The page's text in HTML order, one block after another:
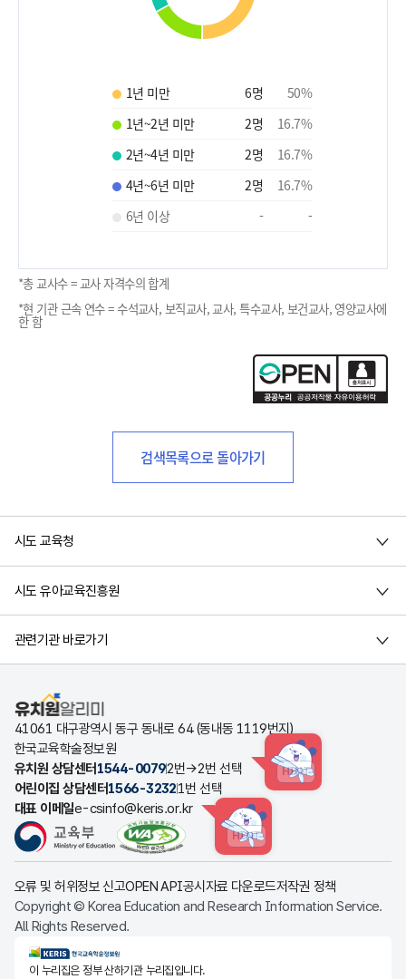
1년 미만 6명 50%
1년~2년 미만
2명 16.7%
2년~4년 미만
2명 16.7%
4년~6년 미만
2명 16.7%
6년 이상
- -
*총 교사수 = 교사 자격수의 합계
*현 기관 근속 연수 = 수석교사, 보직교사, 교사, 특수교사, 보건교사, 영양교사에
한 함
검색목록으로 돌아가기
시도 교육청
시도 유아교육진흥원
관련기관 바로가기
유치원알리미
41061 대구광역시 동구 동내로 64 (동내동 1119번지)
한국교육학술정보원
유치원 상담센터 1544-00792번→2번 선택 HINT
어린이집 상담센터1566-32321번 선택
대표 이메일e-csinfo@keris.or.kr
HINT
오류 및 허위정보 신고OPEN API공시자료 다운로드저작권 정책
Copyright © Korea Education and Research Information Service.
All Rights Reserved.
KERIS한국교육학술정보원
이 누리집은 정부 산하기관 누리집입니다.